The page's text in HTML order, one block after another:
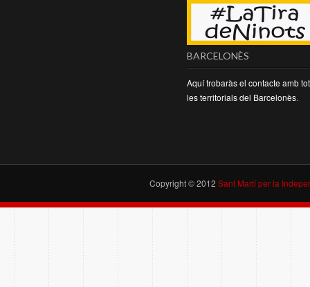
BARCELONÈS
Aquí trobaràs el contacte amb
les territorials del Barcelonès.
Copyright © 2012 Sant Martí per la